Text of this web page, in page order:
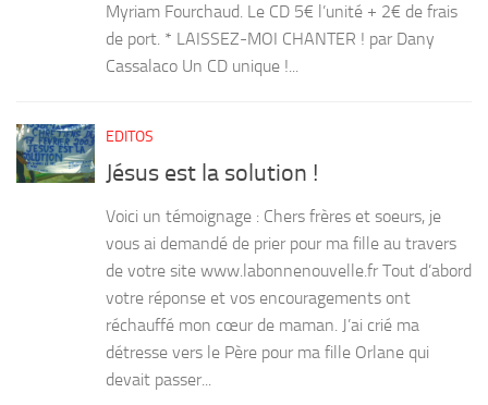
Myriam Fourchaud. Le CD 5€ l’unité + 2€ de frais
de port. * LAISSEZ-MOI CHANTER ! par Dany
Cassalaco Un CD unique !...
EDITOS
Jésus est la solution !
Voici un témoignage : Chers frères et soeurs, je
vous ai demandé de prier pour ma fille au travers
de votre site www.labonnenouvelle.fr Tout d’abord
votre réponse et vos encouragements ont
réchauffé mon cœur de maman. J’ai crié ma
détresse vers le Père pour ma fille Orlane qui
devait passer...